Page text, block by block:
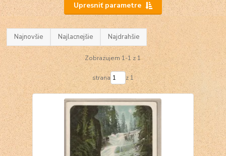
Upresniť parametre
Najnovšie Najlacnejšie Najdrahšie
Zobrazujem 1-1 z 1
strana z 1